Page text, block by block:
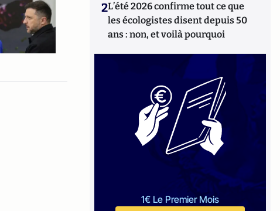
2L’été 2026 confirme tout ce que
les écologistes disent depuis 50
ans : non, et voilà pourquoi
1€ Le Premier Mois